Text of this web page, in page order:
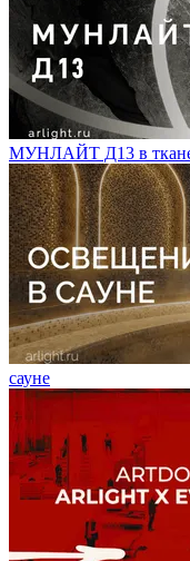
МУНЛАЙТ Д13 в
сауне